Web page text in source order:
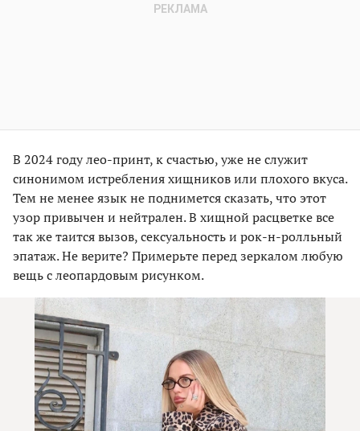
В 2024 году лео-принт, к счастью, уже не служит
синонимом истребления хищников или плохого вкуса.
Тем не менее язык не поднимется сказать, что этот
узор привычен и нейтрален. В хищной расцветке все
так же таится вызов, сексуальность и рок-н-ролльный
эпатаж. Не верите? Примерьте перед зеркалом любую
вещь с леопардовым рисунком.